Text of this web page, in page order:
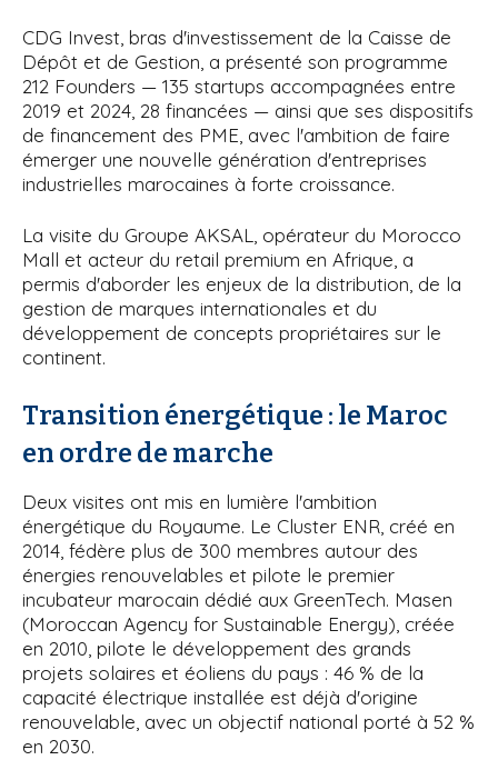
CDG Invest, bras d'investissement de la Caisse de
Dépôt et de Gestion, a présenté son programme
212 Founders — 135 startups accompagnées entre
2019 et 2024, 28 financées — ainsi que ses dispositifs
de financement des PME, avec l'ambition de faire
émerger une nouvelle génération d'entreprises
industrielles marocaines à forte croissance.
La visite du Groupe AKSAL, opérateur du Morocco
Mall et acteur du retail premium en Afrique, a
permis d'aborder les enjeux de la distribution, de la
gestion de marques internationales et du
développement de concepts propriétaires sur le
continent.
Transition énergétique : le Maroc
en ordre de marche
Deux visites ont mis en lumière l'ambition
énergétique du Royaume. Le Cluster ENR, créé en
2014, fédère plus de 300 membres autour des
énergies renouvelables et pilote le premier
incubateur marocain dédié aux GreenTech. Masen
(Moroccan Agency for Sustainable Energy), créée
en 2010, pilote le développement des grands
projets solaires et éoliens du pays : 46 % de la
capacité électrique installée est déjà d'origine
renouvelable, avec un objectif national porté à 52 %
en 2030.